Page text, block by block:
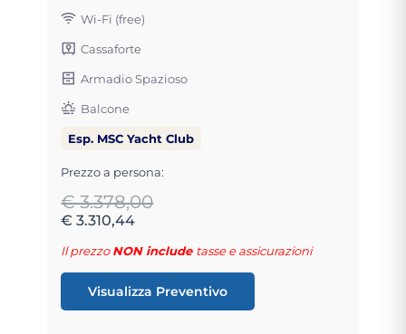
Wi-Fi (free)
Cassaforte
Armadio Spazioso
Balcone
Esp. MSC Yacht Club
Prezzo a persona:
€ 3.378,00
€ 3.310,44
Il prezzoNON include tasse e assicurazioni
Visualizza Preventivo